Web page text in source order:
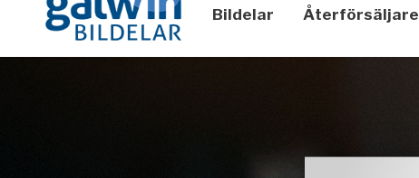
Bildelar Återförsäljare